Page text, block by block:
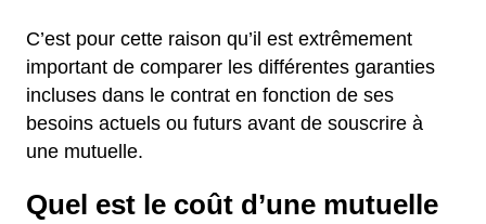
C’est pour cette raison qu’il est extrêmement
important de comparer les différentes garanties
incluses dans le contrat en fonction de ses
besoins actuels ou futurs avant de souscrire à
une mutuelle.
Quel est le coût d’une mutuelle